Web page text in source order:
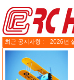
최근 공지사항 : 2026년